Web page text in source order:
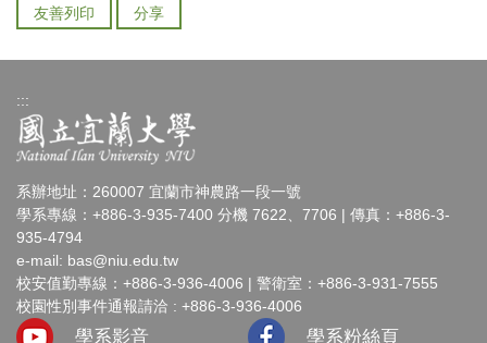
友善列印 分享
:::
系辦地址：260007 宜蘭市神農路一段一號
學系專線：+886-3-935-7400 分機 7622、7706 | 傳真：+886-3-
935-4794
e-mail: bas@niu.edu.tw
校安值勤專線：+886-3-936-4006 | 警衛室：+886-3-931-7555
校園性別事件通報請洽 : +886-3-936-4006
學系影音 學系粉絲頁